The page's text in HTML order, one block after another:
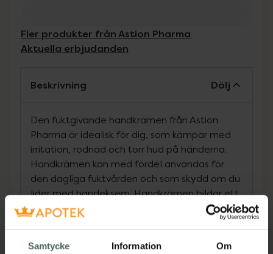
Samtycke Information Om
Fler produkter från Astion Pharma
Aktuella erbjudanden
Beskrivning Dölj
Den fuktgivande handkrämen från Astion
Pharma är idealisk för dig, som kämpar med
irritation, rodnad och torr hud på händerna.
Handkrämen kan med fördel användas för
den dagliga fuktvården och som skydd om du
lider med handeksem. Handkrämen bildar ett
skyddande lager på utsatt och skadad hud,
som kan uppstå som följd av eksem. Det kan
hud, irritation eller torra fläckar på händerna.